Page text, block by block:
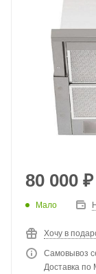
80 000 ₽
Мало
Хочу в
Самовывоз
Доставка по